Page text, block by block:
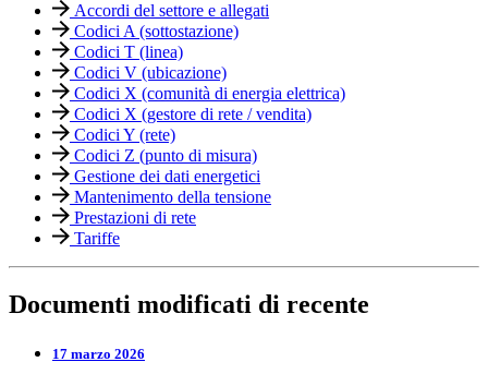
Accordi del settore e allegati
Codici A (sottostazione)
Codici T (linea)
Codici V (ubicazione)
Codici X (comunità di energia elettrica)
Codici X (gestore di rete / vendita)
Codici Y (rete)
Codici Z (punto di misura)
Gestione dei dati energetici
Mantenimento della tensione
Prestazioni di rete
Tariffe
Documenti modificati di recente
17 marzo 2026